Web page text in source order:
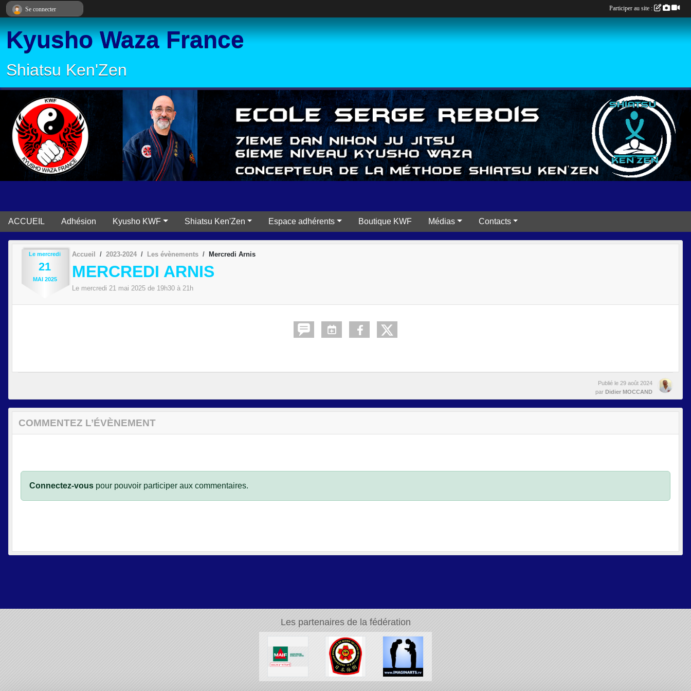
Kyusho Waza France
Shiatsu Ken'Zen
ACCUEIL Adhésion Kyusho KWF Shiatsu Ken'Zen Espace adhérents Boutique KWF Médias Contacts
Le mercredi
21
MAI 2025
Accueil 2023-2024 Les évènements Mercredi Arnis
MERCREDI ARNIS
Le mercredi 21 mai 2025 de 19h30 à 21h
Publié le 29 août 2024
par Didier MOCCAND
COMMENTEZ L’ÉVÈNEMENT
Connectez-vous pour pouvoir participer aux commentaires.
Les partenaires de la fédération
Se connecter Participer au site :
Panneau de gestion des cookies